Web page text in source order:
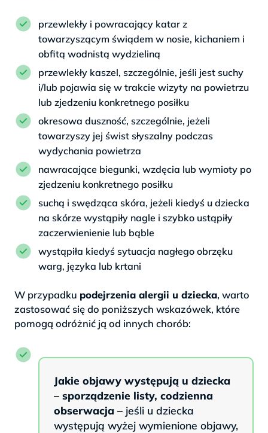
przewlekły i powracający katar z
towarzyszącym świądem w nosie, kichaniem i
obfitą wodnistą wydzieliną
przewlekły kaszel, szczególnie, jeśli jest suchy
i/lub pojawia się w trakcie wizyty na powietrzu
lub zjedzeniu konkretnego posiłku
okresowa duszność, szczególnie, jeżeli
towarzyszy jej świst słyszalny podczas
wydychania powietrza
nawracające biegunki, wzdęcia lub wymioty po
zjedzeniu konkretnego posiłku
suchą i swędząca skóra, jeżeli kiedyś u dziecka
na skórze wystąpiły nagle i szybko ustąpiły
zaczerwienienie lub bąble
wystąpiła kiedyś sytuacja nagłego obrzęku
warg, języka lub krtani
W przypadku podejrzenia alergii u dziecka, warto
zastosować się do poniższych wskazówek, które
pomogą odróżnić ją od innych chorób:
Jakie objawy występują u dziecka
– sporządzenie listy, codzienna
obserwacja – jeśli u dziecka
występują wyżej wymienione objawy,